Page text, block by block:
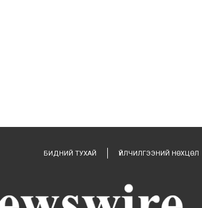
БИДНИЙ ТУХАЙ ҮЙЛЧИЛГЭЭНИЙ НӨХЦӨЛ